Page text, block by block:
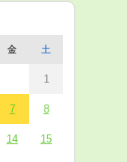
金 土
1
7 8
14 15